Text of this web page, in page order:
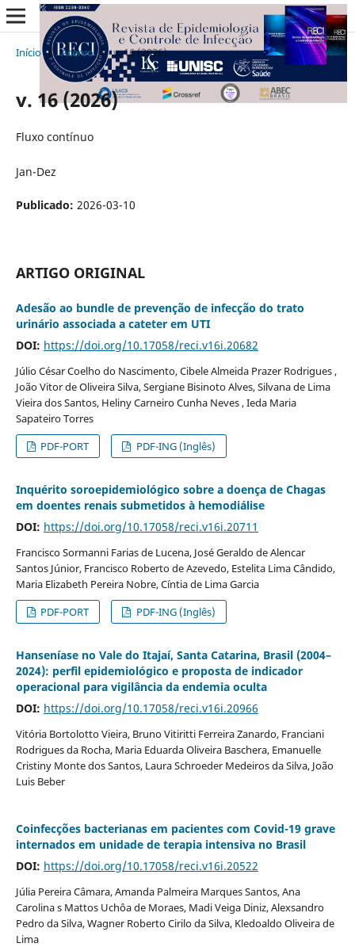
Início / Acervo / v. 16 (2026)
v. 16 (2026)
Fluxo contínuo
Jan-Dez
Publicado: 2026-03-10
ARTIGO ORIGINAL
Adesão ao bundle de prevenção de infecção do trato
urinário associada a cateter em UTI
DOI: https://doi.org/10.17058/reci.v16i.20682
Júlio César Coelho do Nascimento, Cibele Almeida Prazer Rodrigues ,
João Vitor de Oliveira Silva, Sergiane Bisinoto Alves, Silvana de Lima
Vieira dos Santos, Heliny Carneiro Cunha Neves , Ieda Maria
Sapateiro Torres
PDF-PORT
PDF-ING (Inglês)
Inquérito soroepidemiológico sobre a doença de Chagas
em doentes renais submetidos à hemodiálise
DOI: https://doi.org/10.17058/reci.v16i.20711
Francisco Sormanni Farias de Lucena, José Geraldo de Alencar
Santos Júnior, Francisco Roberto de Azevedo, Estelita Lima Cândido,
Maria Elizabeth Pereira Nobre, Cíntia de Lima Garcia
PDF-PORT
PDF-ING (Inglês)
Hanseníase no Vale do Itajaí, Santa Catarina, Brasil (2004–
2024): perfil epidemiológico e proposta de indicador
operacional para vigilância da endemia oculta
DOI: https://doi.org/10.17058/reci.v16i.20966
Vitória Bortolotto Vieira, Bruno Vitiritti Ferreira Zanardo, Franciani
Rodrigues da Rocha, Maria Eduarda Oliveira Baschera, Emanuelle
Cristiny Monte dos Santos, Laura Schroeder Medeiros da Silva, João
Luis Beber
Coinfecções bacterianas em pacientes com Covid-19 grave
internados em unidade de terapia intensiva no Brasil
DOI: https://doi.org/10.17058/reci.v16i.20522
Júlia Pereira Câmara, Amanda Palmeira Marques Santos, Ana
Carolina s Mattos Uchôa de Moraes, Madi Veiga Diniz, Alexsandro
Pedro da Silva, Wagner Roberto Cirilo da Silva, Kledoaldo Oliveira de
Lima